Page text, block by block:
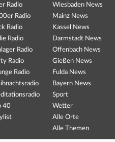
Radio
Radio
Radio
Radio
Radio
Radio
Radio
40
Wiesbaden News
Mainz News
Kassel News
Darmstadt News
Offenbach News
Gießen News
Fulda News
Bayern News
Sport
Wetter
Alle Orte
Alle Themen